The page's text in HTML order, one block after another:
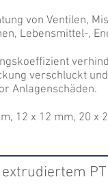
von Ventilen,
Lebensmittel-,
verschluckt
Anlagenschäden.
12 x 12 mm, 20 x